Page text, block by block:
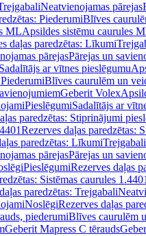
Neatvienojamas pārejas
PiederumiBlīves
MLApsildes sistēmu caurules
daļas paredzētas: Līkumi
pārejasPārejas un
Sadalītājs ar vītnes pieslēgumu
Blīves caurulēm un
Geberit Volex
PieslēgumiSadalītājs ar
paredzētas: Stiprinājumi
Rezerves daļas paredzētas:
paredzētas: LīkumiTrejgabali
pārejasPārejas un
PieslēgumiRezerves daļas
Sistēmas caurules 1.4401
paredzētas: Trejgabali
NoslēgiRezerves daļas
piederumiBlīves caurulēm
Geberit Mapress C tērauds